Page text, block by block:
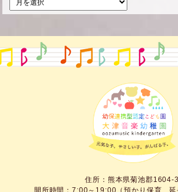
住所：熊本県菊池郡1604-3